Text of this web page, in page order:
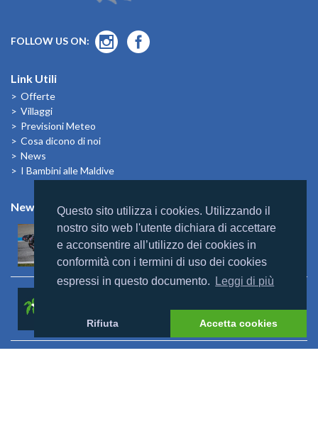
Questo sito utilizza i cookies. Utilizzando il
nostro sito web l'utente dichiara di accettare
e acconsentire all’utilizzo dei cookies in
conformità con i termini di uso dei cookies
espressi in questo documento.
Leggi di più
Rifiuta Accetta cookies
FOLLOW US ON:
Link Utili
Offerte
Villaggi
Previsioni Meteo
Cosa dicono di noi
News
I Bambini alle Maldive
News
Mondomaldive & Tony Arbolino
Leggi altro >